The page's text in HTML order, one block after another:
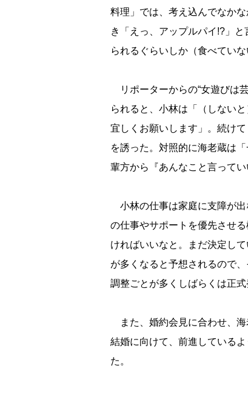
料理」では、考え込んでなか
き「えっ、アップルパイ!?」
られるぐらいしか（食べていな
リポーターからの“女遊びは
られると、小林は「（しない
宜しくお願いします」。続け
を誘った。対照的に海老蔵は
輩方から『あんなこと言って
小林の仕事は家庭に支障が出
の仕事やサポートを優先させ
ければいいなと。まだ決定し
が多くなると予想されるので
調整ごとが多くしばらくは正
また、婚約会見に合わせ、海
結婚に向けて、前進している
た。